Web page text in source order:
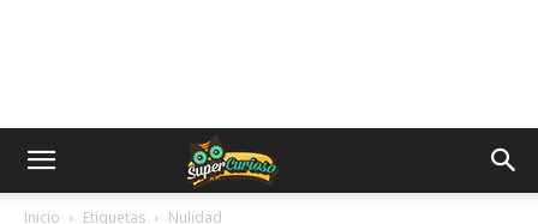
Inicio Etiquetas Nulidad